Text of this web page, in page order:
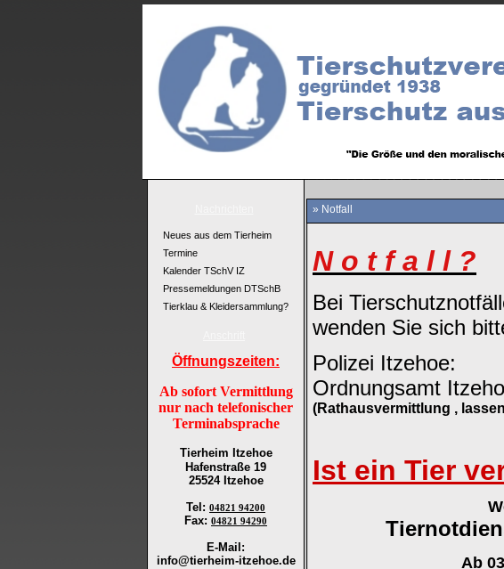
Neues aus dem Tierheim
Termine
Kalender TSchV IZ
Pressemeldungen DTSchB
Tierklau & Kleidersammlung?
Öffnungszeiten:
Ab sofort Vermittlung
nur nach telefonischer
Terminabsprache
Tierheim Itzehoe
Hafenstraße 19
25524 Itzehoe
Tel : 04821 94200
Fax: 04821 94290
E-Mail:
info@tierheim-itzehoe.de
» Notfall
N o t f a l l ?
Bei
wenden Sie sich
Polizei Itzehoe:
Ordnungsamt
(Rathausvermittlung ,
Ist ein Tier
Ab